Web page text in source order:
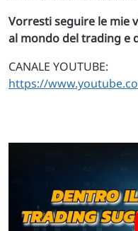
Vorresti seguire le mie
al mondo del trading e
CANALE YOUTUBE:
https://